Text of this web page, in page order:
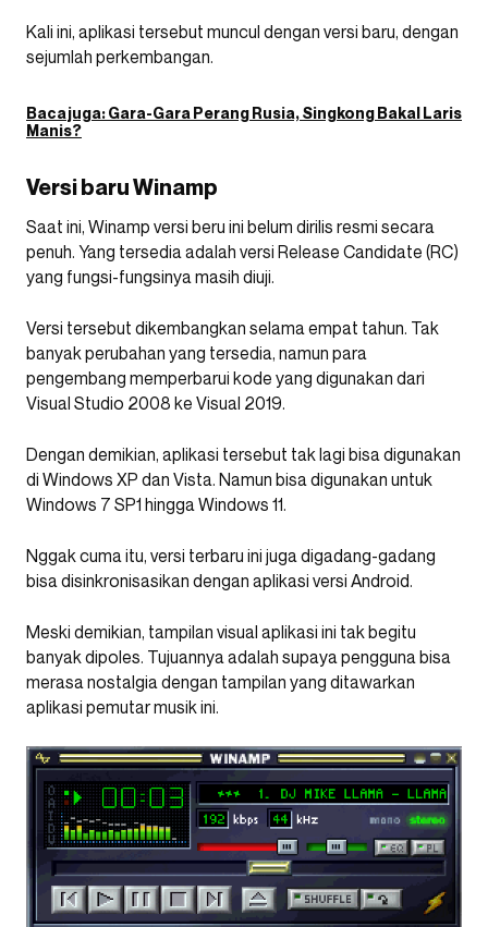
Kali ini, aplikasi tersebut muncul dengan versi baru, dengan
sejumlah perkembangan.
Baca juga:Gara-Gara Perang Rusia, Singkong Bakal Laris
Manis?
Versi baru Winamp
Saat ini, Winamp versi beru ini belum dirilis resmi secara
penuh. Yang tersedia adalah versi Release Candidate (RC)
yang fungsi-fungsinya masih diuji.
Versi tersebut dikembangkan selama empat tahun. Tak
banyak perubahan yang tersedia, namun para
pengembang memperbarui kode yang digunakan dari
Visual Studio 2008 ke Visual 2019.
Dengan demikian, aplikasi tersebut tak lagi bisa digunakan
di Windows XP dan Vista. Namun bisa digunakan untuk
Windows 7 SP1 hingga Windows 11.
Nggak cuma itu, versi terbaru ini juga digadang-gadang
bisa disinkronisasikan dengan aplikasi versi Android.
Meski demikian, tampilan visual aplikasi ini tak begitu
banyak dipoles. Tujuannya adalah supaya pengguna bisa
merasa nostalgia dengan tampilan yang ditawarkan
aplikasi pemutar musik ini.